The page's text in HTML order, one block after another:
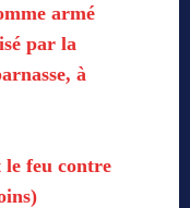
armé
par la
à
le feu contre